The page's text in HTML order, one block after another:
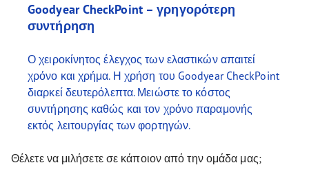
Goodyear CheckPoint – γρηγορότερη
συντήρηση
Ο χειροκίνητος έλεγχος των ελαστικών απαιτεί
χρόνο και χρήμα. Η χρήση του Goodyear CheckPoint
διαρκεί δευτερόλεπτα. Μειώστε το κόστος
συντήρησης καθώς και τον χρόνο παραμονής
εκτός λειτουργίας των φορτηγών.
Θέλετε να μιλήσετε σε κάποιον από την ομάδα μας;